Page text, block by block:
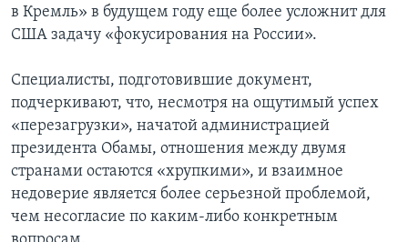
в Кремль» в будущем году еще более усложнит для
США задачу «фокусирования на России».
Специалисты, подготовившие документ,
подчеркивают, что, несмотря на ощутимый успех
«перезагрузки», начатой администрацией
президента Обамы, отношения между двумя
странами остаются «хрупкими», и взаимное
недоверие является более серьезной проблемой,
чем несогласие по каким-либо конкретным